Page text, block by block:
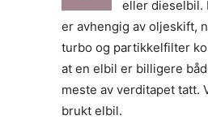
eller dieselbil.
er avhengig av oljeskift,
turbo og partikkelfilter
at en elbil er billigere
meste av verditapet tatt.
brukt elbil.